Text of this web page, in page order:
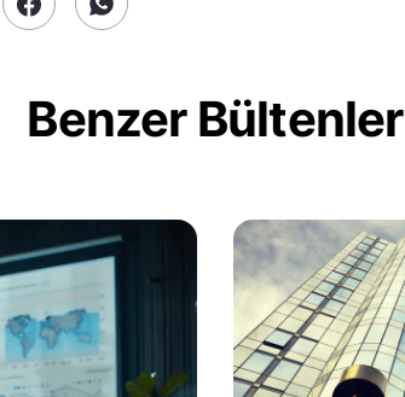
Benzer Bültenler